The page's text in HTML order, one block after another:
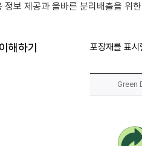
정보 제공과 올바른 분리배출을 위
해하기 포장재를 표
Green